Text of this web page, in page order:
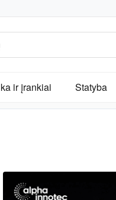
ir įrankiai Statyba